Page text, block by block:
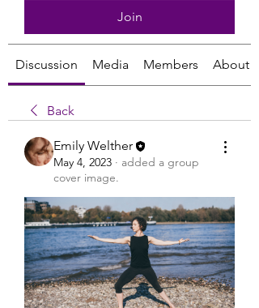
Join
Discussion Media Members About
Back
Emily Welther
May 4, 2023 · added a group
cover image.